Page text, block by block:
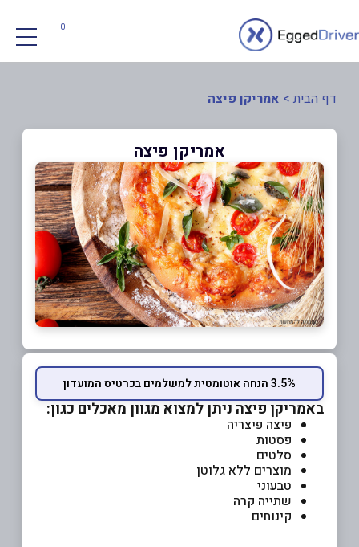
0
דף הבית > אמריקן פיצה
אמריקן פיצה
3.5% הנחה אוטומטית למשלמים בכרטיס המועדון
באמריקן פיצה ניתן למצוא מגוון מאכלים כגון:
פיצה פיצריה
פסטות
סלטים
מוצרים ללא גלוטן
טבעוני
שתייה קרה
קינוחים